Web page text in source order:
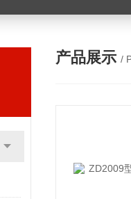
产品展示 /